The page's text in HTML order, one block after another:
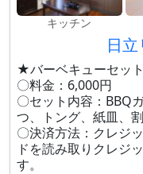
キッチン
日
★バーベキューセッ
〇料金：6,000円
〇セット内容：BBQ
つ、トング、紙皿、
〇決済方法：クレジ
ドを読み取りクレジ
す。